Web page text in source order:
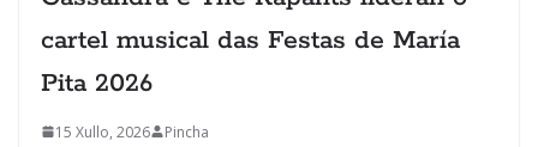
cartel musical das Festas de María
Pita 2026
15 Xullo, 2026 Pincha